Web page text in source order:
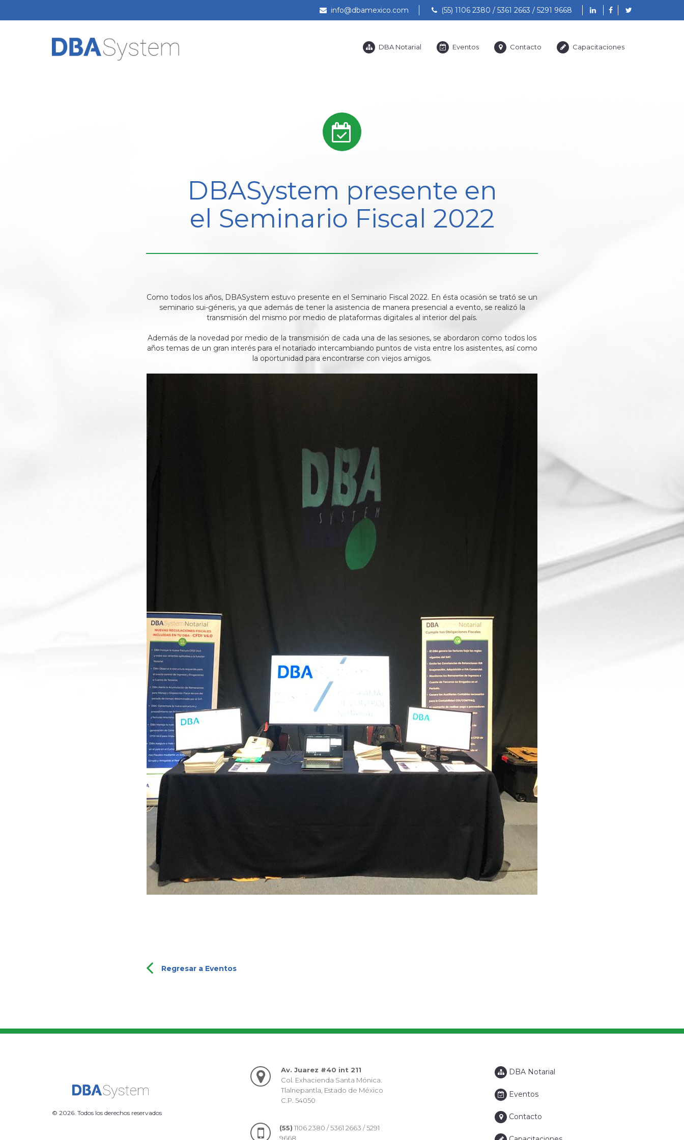
info@dbamexico.com (55) 1106 2380 / 5361 2663 / 5291 9668
DBA Notarial Eventos Contacto Capacitaciones
DBASystem presente en
el Seminario Fiscal 2022
Como todos los años, DBASystem estuvo presente en el Seminario Fiscal 2022. En ésta ocasión se trató se un
seminario sui-géneris, ya que además de tener la asistencia de manera presencial a evento, se realizó la
transmisión del mismo por medio de plataformas digitales al interior del país.
Además de la novedad por medio de la transmisión de cada una de las sesiones, se abordaron como todos los
años temas de un gran interés para el notariado intercambiando puntos de vista entre los asistentes, así como
la oportunidad para encontrarse con viejos amigos.
Regresar a Eventos
© 2026. Todos los derechos reservados
Av. Juarez #40 int 211
Col. Exhacienda Santa Mónica.
Tlalnepantla, Estado de México
C.P. 54050
(55) 1106 2380 / 5361 2663 / 5291
9668
DBA Notarial
Eventos
Contacto